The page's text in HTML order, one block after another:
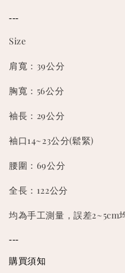
---
Size
肩寬：39公分
胸寬：56公分
袖長：29公分
袖口14~23公分(鬆緊)
腰圍：69公分
全長：122公分
均為手工測量，誤差2~5cm
---
購買須知